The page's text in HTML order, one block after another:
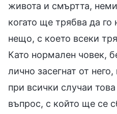
живота и смъртта,
когато ще трябва да
нещо, с което всеки
Като нормален човек,
лично засегнат от
при всички случаи
въпрос, с който ще се